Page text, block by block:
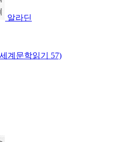
알라딘
계문학읽기 57)